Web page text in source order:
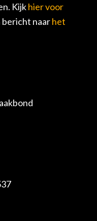
Kijkhier voor
naarhet